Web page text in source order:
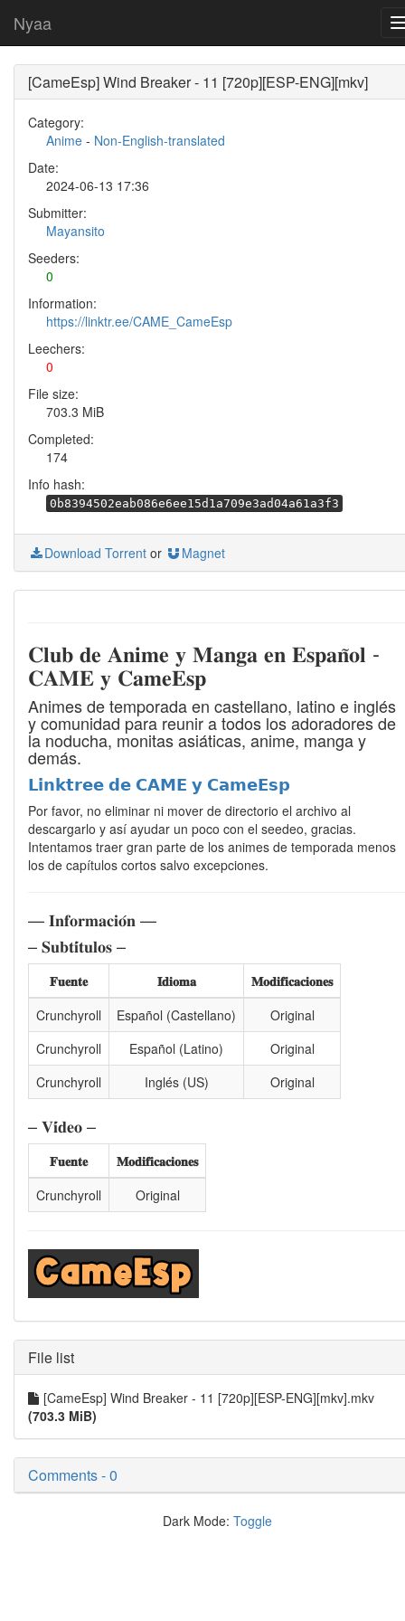
Nyaa
[CameEsp] Wind Breaker - 11 [720p][ESP-ENG][mkv]
Category:
Anime - Non-English-translated
Date:
2024-06-13 17:36
Submitter:
Mayansito
Seeders:
0
Information:
https://linktr.ee/CAME_CameEsp
Leechers:
0
File size:
703.3 MiB
Completed:
174
Info hash:
0b8394502eab086e6ee15d1a709e3ad04a61a3f3
Download Torrent or Magnet
𝐂𝐥𝐮𝐛 𝐝𝐞 𝐀𝐧𝐢𝐦𝐞 𝐲 𝐌𝐚𝐧𝐠𝐚 𝐞𝐧 𝐄𝐬𝐩𝐚𝐧̃𝐨𝐥 -
𝐂𝐀𝐌𝐄 𝐲 𝐂𝐚𝐦𝐞𝐄𝐬𝐩
Animes de temporada en castellano, latino e inglés
y comunidad para reunir a todos los adoradores de
la noducha, monitas asiáticas, anime, manga y
demás.
𝗟𝗶𝗻𝗸𝘁𝗿𝗲𝗲 𝗱𝗲 𝗖𝗔𝗠𝗘 𝘆 𝗖𝗮𝗺𝗲𝗘𝘀𝗽
Por favor, no eliminar ni mover de directorio el archivo al
descargarlo y así ayudar un poco con el seedeo, gracias.
Intentamos traer gran parte de los animes de temporada menos
los de capítulos cortos salvo excepciones.
— 𝐈𝐧𝐟𝐨𝐫𝐦𝐚𝐜𝐢𝐨́𝐧 —
– 𝐒𝐮𝐛𝐭𝐢́𝐭𝐮𝐥𝐨𝐬 –
𝐅𝐮𝐞𝐧𝐭𝐞 𝐈𝐝𝐢𝐨𝐦𝐚
𝐌𝐨𝐝𝐢𝐟𝐢𝐜𝐚𝐜𝐢𝐨𝐧𝐞𝐬
Crunchyroll
Español (Castellano)
Original
Crunchyroll
Español (Latino)
Original
Crunchyroll
Inglés (US) Original
– 𝐕𝐢́𝐝𝐞𝐨 –
𝐅𝐮𝐞𝐧𝐭𝐞
𝐌𝐨𝐝𝐢𝐟𝐢𝐜𝐚𝐜𝐢𝐨𝐧𝐞𝐬
Crunchyroll
Original
File list
[CameEsp] Wind Breaker - 11 [720p][ESP-ENG][mkv].mkv
(703.3 MiB)
Comments - 0
Dark Mode: Toggle